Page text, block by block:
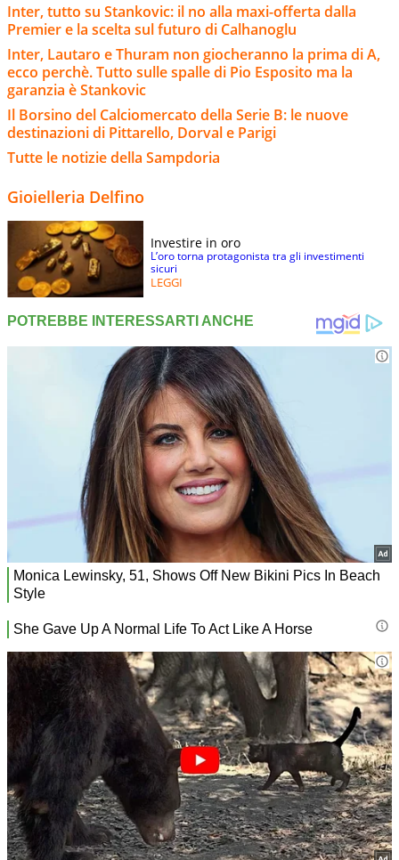
Inter, tutto su Stankovic: il no alla maxi-offerta dalla
Premier e la scelta sul futuro di Calhanoglu
Inter, Lautaro e Thuram non giocheranno la prima di A,
ecco perchè. Tutto sulle spalle di Pio Esposito ma la
garanzia è Stankovic
Il Borsino del Calciomercato della Serie B: le nuove
destinazioni di Pittarello, Dorval e Parigi
Tutte le notizie della Sampdoria
Gioielleria Delfino
Investire in oro
L’oro torna protagonista tra gli investimenti
sicuri
LEGGI